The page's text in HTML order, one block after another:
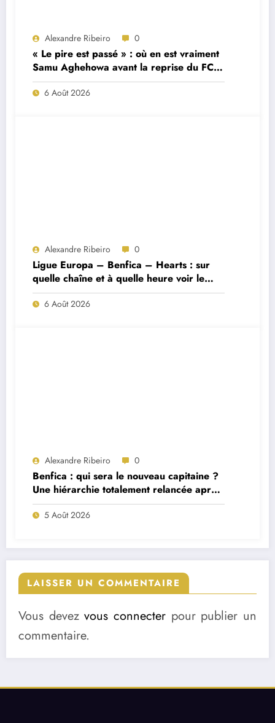
Alexandre Ribeiro 0
« Le pire est passé » : où en est vraiment
Samu Aghehowa avant la reprise du FC
Porto ?
6 Août 2026
Alexandre Ribeiro 0
Ligue Europa – Benfica – Hearts : sur
quelle chaîne et à quelle heure voir le
match ?
6 Août 2026
Alexandre Ribeiro 0
Benfica : qui sera le nouveau capitaine ?
Une hiérarchie totalement relancée après
deux départs majeurs
5 Août 2026
LAISSER UN COMMENTAIRE
Vous devezvous connecter pour publier un
commentaire.